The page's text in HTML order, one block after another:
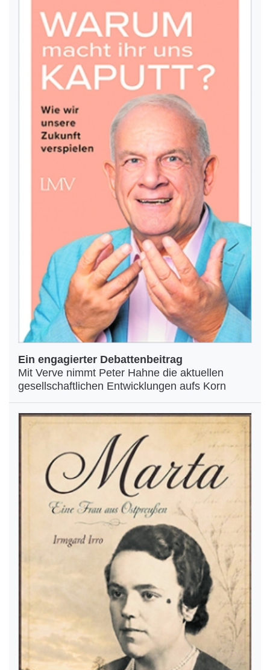
Ein engagierter Debattenbeitrag
Mit Verve nimmt Peter Hahne die aktuellen
gesellschaftlichen Entwicklungen aufs Korn